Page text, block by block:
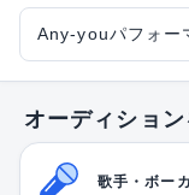
Any-youパフォー
オーディショ
歌手・ボー